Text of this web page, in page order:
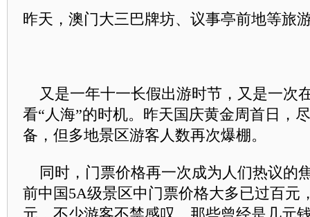
昨天，澳门大三巴牌坊、议事亭前地等旅
又是一年十一长假出游时节，又是一次
看“人海”的时机。昨天国庆黄金周首日，
备，但多地景区游客人数再次爆棚。
同时，门票价格再一次成为人们热议的
前中国5A级景区中门票价格大多已过百元